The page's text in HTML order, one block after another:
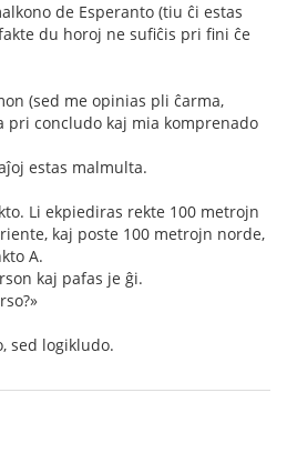
de Esperanto (tiu ĉi estas
du horoj ne sufiĉis pri fini ĉe
(sed me opinias pli ĉarma,
pri concludo kaj mia komprenado
estas malmulta.
Li ekpiediras rekte 100 metrojn
kaj poste 100 metrojn norde,
A.
kaj pafas je ĝi.
sed logikludo.